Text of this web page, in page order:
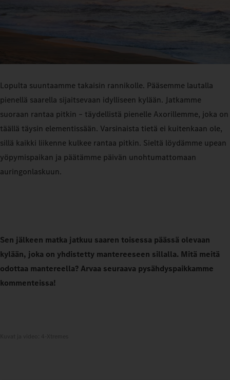
Lopulta suuntaamme takaisin rannikolle. Pääsemme lautalla
pienellä saarella sijaitsevaan idylliseen kylään. Jatkamme
suoraan rantaa pitkin – täydellistä pienelle Axorillemme, joka on
täällä täysin elementissään. Varsinaista tietä ei kuitenkaan ole,
sillä kaikki liikenne kulkee rantaa pitkin. Sieltä löydämme upean
yöpymispaikan ja päätämme päivän unohtumattomaan
auringonlaskuun.
Sen jälkeen matka jatkuu saaren toisessa päässä olevaan
kylään, joka on yhdistetty mantereeseen sillalla. Mitä meitä
odottaa mantereella? Arvaa seuraava pysähdyspaikkamme
kommenteissa!